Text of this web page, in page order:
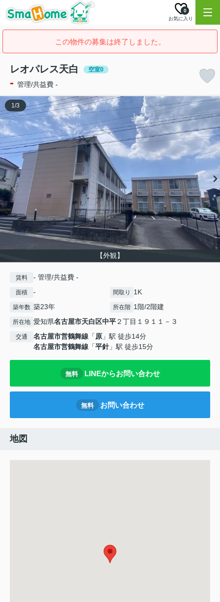
お気に入り
0
この物件の募集は終了しました。
レオパレス天白 空室0
- 管理/共益費 -
【外観】
1/3
賃料 - 管理/共益費 -
面積 - 間取り 1K
築年数 築23年 所在階 1階/2階建
所在地 愛知県名古屋市天白区中平２丁目１９１１－３
交通 名古屋市営鶴舞線 「原 」駅 徒歩14分
名古屋市営鶴舞線 「平針」駅 徒歩15分
無料 LINEからお問い合わせ
無料 お問い合わせ
地図